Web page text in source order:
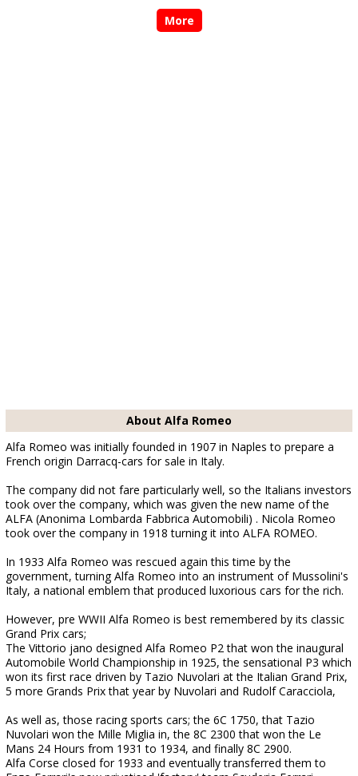
More
About Alfa Romeo
Alfa Romeo was initially founded in 1907 in Naples to prepare a
French origin Darracq-cars for sale in Italy.
The company did not fare particularly well, so the Italians investors
took over the company, which was given the new name of the
ALFA (Anonima Lombarda Fabbrica Automobili) . Nicola Romeo
took over the company in 1918 turning it into ALFA ROMEO.
In 1933 Alfa Romeo was rescued again this time by the
government, turning Alfa Romeo into an instrument of Mussolini's
Italy, a national emblem that produced luxorious cars for the rich.
However, pre WWII Alfa Romeo is best remembered by its classic
Grand Prix cars;
The Vittorio jano designed Alfa Romeo P2 that won the inaugural
Automobile World Championship in 1925, the sensational P3 which
won its first race driven by Tazio Nuvolari at the Italian Grand Prix,
5 more Grands Prix that year by Nuvolari and Rudolf Caracciola,
As well as, those racing sports cars; the 6C 1750, that Tazio
Nuvolari won the Mille Miglia in, the 8C 2300 that won the Le
Mans 24 Hours from 1931 to 1934, and finally 8C 2900.
Alfa Corse closed for 1933 and eventually transferred them to